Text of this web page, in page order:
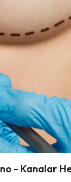
- Kanalar